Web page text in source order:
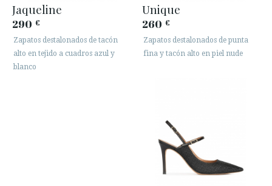
Jaqueline
290 €
Zapatos destalonados de tacón
alto en tejido a cuadros azul y
blanco
Unique
260 €
Zapatos destalonados de punta
fina y tacón alto en piel nude